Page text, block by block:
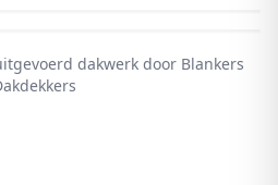
dakwerk door Blankers